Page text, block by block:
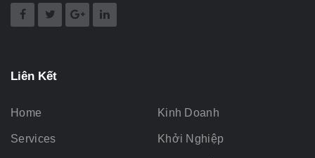
Liên Kết
Home
Services
Kinh Doanh
Khởi Nghiệp